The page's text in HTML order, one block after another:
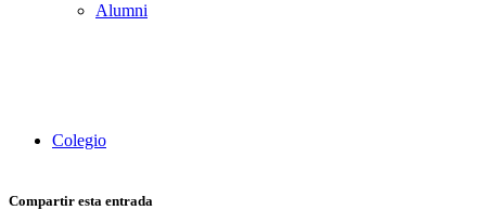
Alumni
Colegio
Compartir esta entrada